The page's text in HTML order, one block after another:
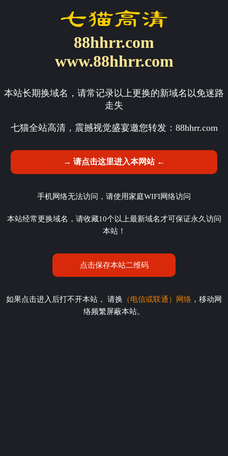
88hhrr.com
www.88hhrr.com
本站长期换域名，请常记录以上更换的新域名以免迷路
走失
七猫全站高清，震撼视觉盛宴邀您转发： 88hhrr.com
→ 请点击这里进入本网站 ←
手机网络无法访问，请使用家庭WIFI网络访问
本站经常更换域名，请收藏10个以上最新域名才可保证永久访问
本站！
点击保存本站二维码
如果点击进入后打不开本站， 请换 （电信或联通）网络 ，移动网
络频繁屏蔽本站。